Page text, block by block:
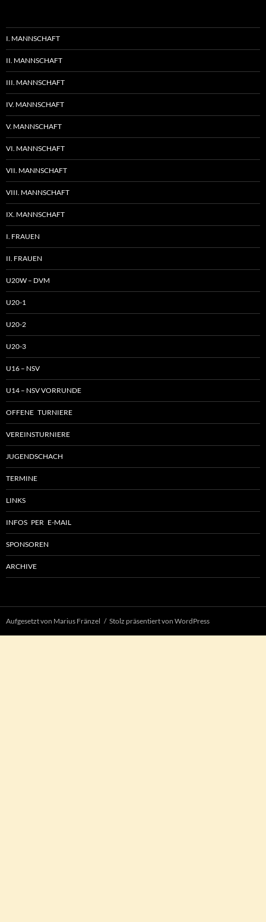
I. MANNSCHAFT
II. MANNSCHAFT
III. MANNSCHAFT
IV. MANNSCHAFT
V. MANNSCHAFT
VI. MANNSCHAFT
VII. MANNSCHAFT
VIII. MANNSCHAFT
IX. MANNSCHAFT
I. FRAUEN
II. FRAUEN
U20W – DVM
U20-1
U20-2
U20-3
U16 – NSV
U14 – NSV VORRUNDE
OFFENE TURNIERE
VEREINSTURNIERE
JUGENDSCHACH
TERMINE
LINKS
INFOS PER E-MAIL
SPONSOREN
ARCHIVE
Aufgesetzt von Marius Fränzel Stolz präsentiert von WordPress